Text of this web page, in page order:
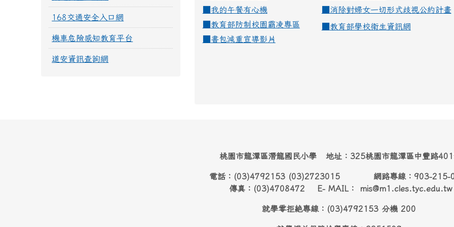
我的午餐有心機
消除對婦女一切形式歧視公約計畫
教育部防制校園霸凌專區
教育部學校衛生資訊網
書包減重宣導影片
168交通安全入口網
機車危險感知教育平台
道安資訊查詢網
桃園市龍潭區潛龍國民小學 地址：325桃園市龍潭區中豐路
電話：(03)4792153 (03)2723015 網路專線：903-215-
傳真：(03)4708472 E- MAIL： mis@m1.cles.tyc.edu.tw
就學零拒絶專線：(03)4792153 分機 200